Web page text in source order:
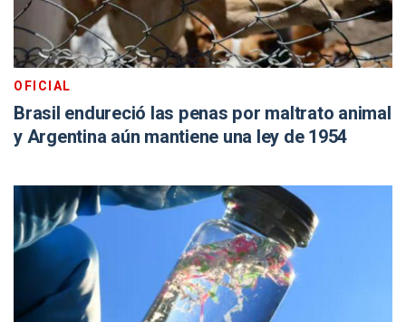
OFICIAL
Brasil endureció las penas por maltrato animal
y Argentina aún mantiene una ley de 1954